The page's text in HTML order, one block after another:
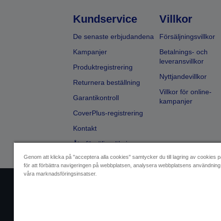
Kundservice
De senaste erbjudandena
Kampanjer
Produktregistrering
Returnera beställning
Garantikontroll
CoverPlus-registrering
Kontakt
Återförsäljarsökning
Villkor
Försäljningsvillkor
Betalnings- och
leveransvillkor
Nyttjandevillkor
Villkor för online-
kampanjer
Genom att klicka på "acceptera alla cookies" samtycker du till lagring av cookies
för att förbättra navigeringen på webbplatsen, analysera webbplatsens
våra marknadsföringsinsatser.